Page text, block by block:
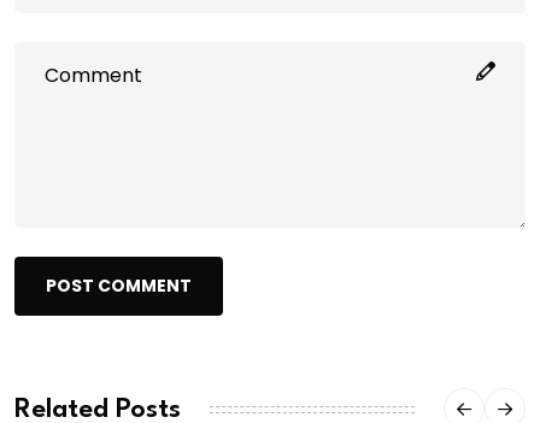
POST COMMENT
Related Posts